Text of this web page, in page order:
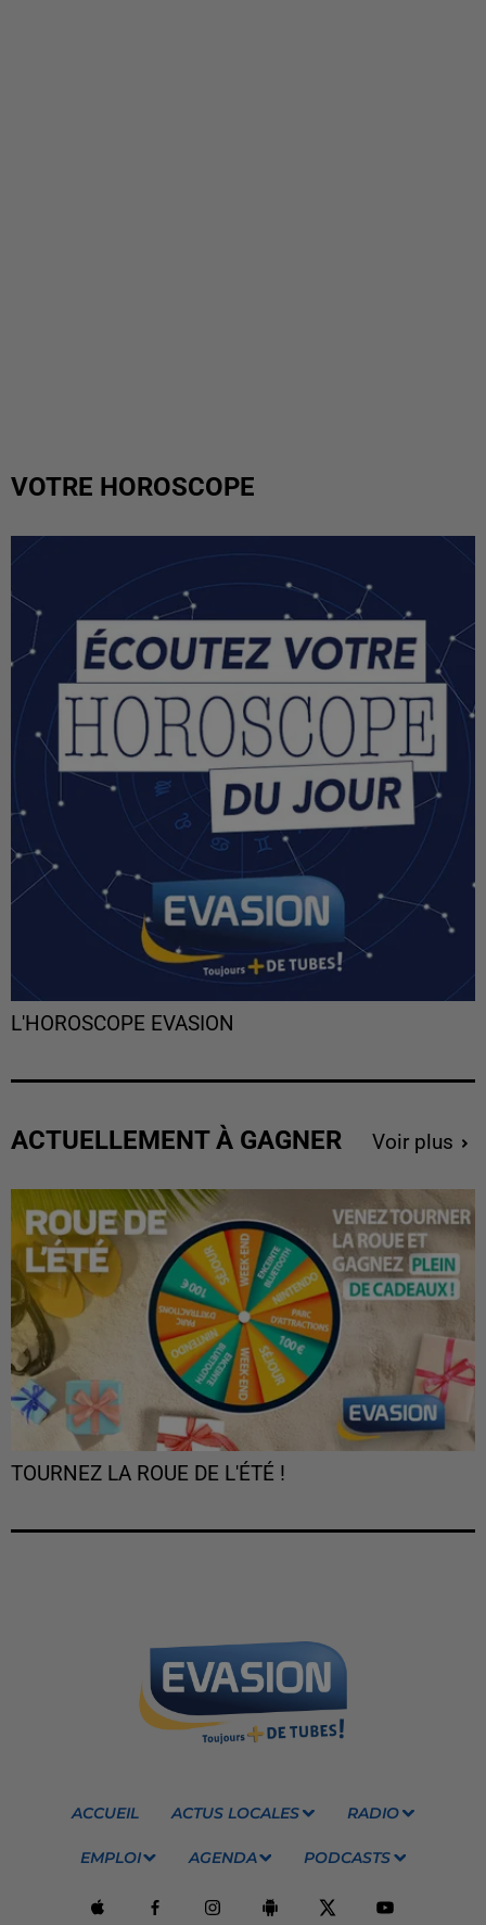
VOTRE HOROSCOPE
L'HOROSCOPE EVASION
ACTUELLEMENT À GAGNER Voir plus
TOURNEZ LA ROUE DE L'ÉTÉ !
ACCUEIL ACTUS LOCALES RADIO
EMPLOI AGENDA PODCASTS